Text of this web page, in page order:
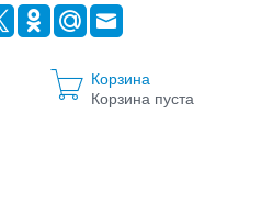
Корзина
Корзина пуста